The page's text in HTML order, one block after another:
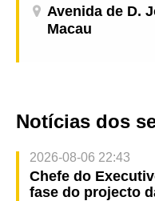
Avenida de D.
Macau
Notícias dos
2026-08-06 22:43
Chefe do
fase do projecto